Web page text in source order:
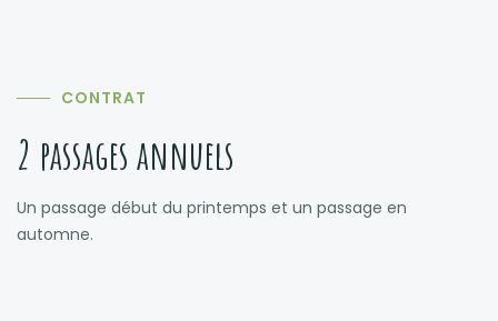
CONTRAT
2 passages annuels
Un passage début du printemps et un passage en
automne.